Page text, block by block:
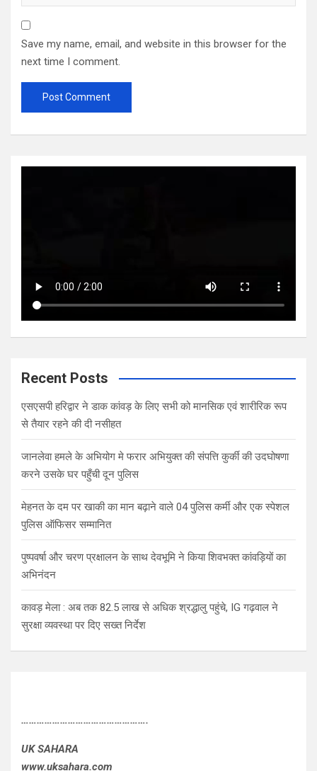
Save my name, email, and website in this browser for the
next time I comment.
Recent Posts
एसएसपी हरिद्वार ने डाक कांवड़ के लिए सभी को मानसिक एवं शारीरिक रूप
से तैयार रहने की दी नसीहत
जानलेवा हमले के अभियोग मे फरार अभियुक्त की संपत्ति कुर्की की उदघोषणा
करने उसके घर पहुँची दून पुलिस
मेहनत के दम पर खाकी का मान बढ़ाने वाले 04 पुलिस कर्मी और एक स्पेशल
पुलिस ऑफिसर सम्मानित
पुष्पवर्षा और चरण प्रक्षालन के साथ देवभूमि ने किया शिवभक्त कांवड़ियों का
अभिनंदन
कावड़ मेला : अब तक 82.5 लाख से अधिक श्रद्धालु पहुंचे, IG गढ़वाल ने
सुरक्षा व्यवस्था पर दिए सख्त निर्देश
………………………………………….
UK SAHARA
www.uksahara.com